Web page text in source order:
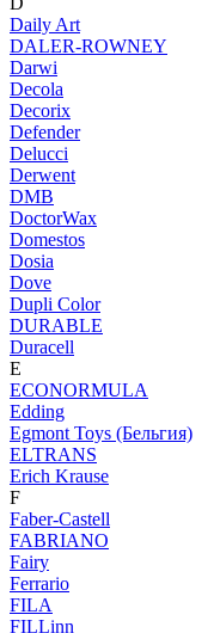
Daily Art
DALER-ROWNEY
Darwi
Decola
Decorix
Defender
Delucci
Derwent
DMB
DoctorWax
Domestos
Dosia
Dove
Dupli Color
DURABLE
Duracell
E
ECONORMULA
Edding
Egmont Toys (Бельгия)
ELTRANS
Erich Krause
F
Faber-Castell
FABRIANO
Fairy
Ferrario
FILA
FILLinn